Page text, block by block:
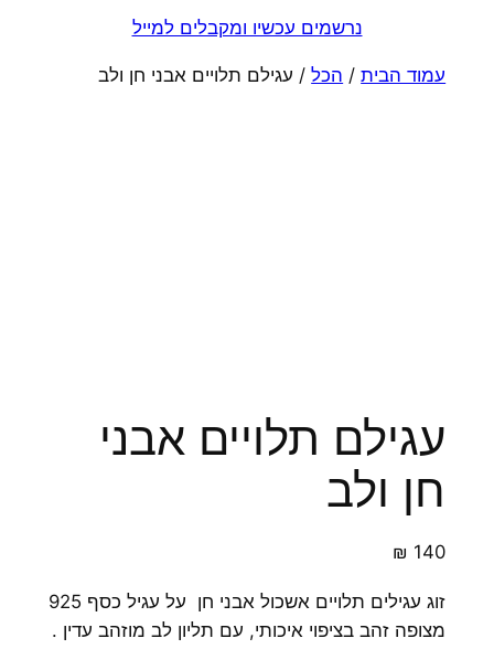
נרשמים עכשיו ומקבלים למייל
עמוד הבית/ הכל/ עגילם תלויים אבני חן ולב
עגילם תלויים אבני
חן ולב
₪ 140
זוג עגילים תלויים אשכול אבני חן על עגיל כסף 925
מצופה זהב בציפוי איכותי, עם תליון לב מוזהב עדין .